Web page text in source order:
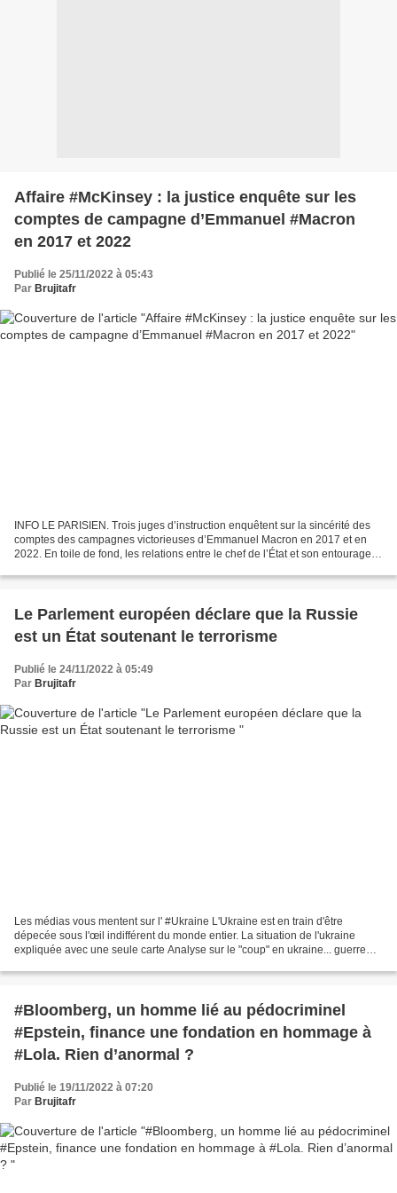
Affaire #McKinsey : la justice enquête sur les
comptes de campagne d’Emmanuel #Macron
en 2017 et 2022
Publié le 25/11/2022 à 05:43
Par Brujitafr
INFO LE PARISIEN. Trois juges d’instruction enquêtent sur la sincérité des
comptes des campagnes victorieuses d’Emmanuel Macron en 2017 et en
2022. En toile de fond, les relations entre le chef de l’État et son entourage
Le Parlement européen déclare que la Russie
est un État soutenant le terrorisme
Publié le 24/11/2022 à 05:49
Par Brujitafr
Les médias vous mentent sur l' #Ukraine L'Ukraine est en train d'être
dépecée sous l'œil indifférent du monde entier. La situation de l'ukraine
expliquée avec une seule carte Analyse sur le "coup" en ukraine... guerre
#Bloomberg, un homme lié au pédocriminel
#Epstein, finance une fondation en hommage à
#Lola. Rien d’anormal ?
Publié le 19/11/2022 à 07:20
Par Brujitafr